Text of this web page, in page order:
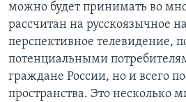
можно будет принимать во
рассчитан на русскоязычное
перспективное телевидение,
потенциальными
граждане России, но и всего
пространства. Это несколько